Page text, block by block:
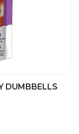
DUMBBELLS